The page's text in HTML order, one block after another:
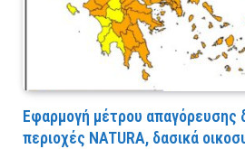
Εφαρμογή μέτρου απαγόρευσης
περιοχές NATURA, δασικά